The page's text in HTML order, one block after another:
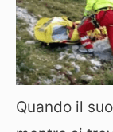
Quando il